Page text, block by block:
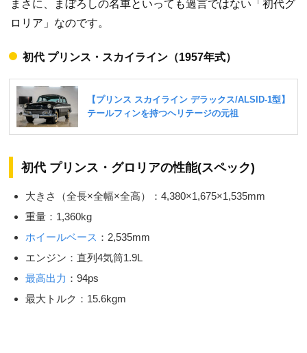
まさに、まぼろしの名車といっても過言ではない「初代グ
ロリア」なのです。
初代 プリンス・スカイライン（1957年式）
初代 プリンス・グロリアの性能(スペック)
大きさ（全長×全幅×全高）：4,380×1,675×1,535mm
重量：1,360kg
ホイールベース ：2,535mm
エンジン：直列4気筒1.9L
最高出力 ：94ps
最大トルク：15.6kgm